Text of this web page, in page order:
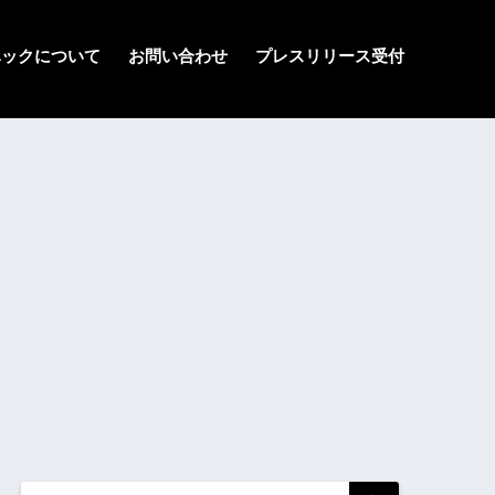
クについて お問い合わせ プレスリリース受付